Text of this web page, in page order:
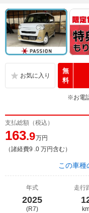
無
料
※お電
支払総額（税込）
163.9万円
（諸経費9 .0 万円含む）
この車種
年式
2025
(R7)
走行